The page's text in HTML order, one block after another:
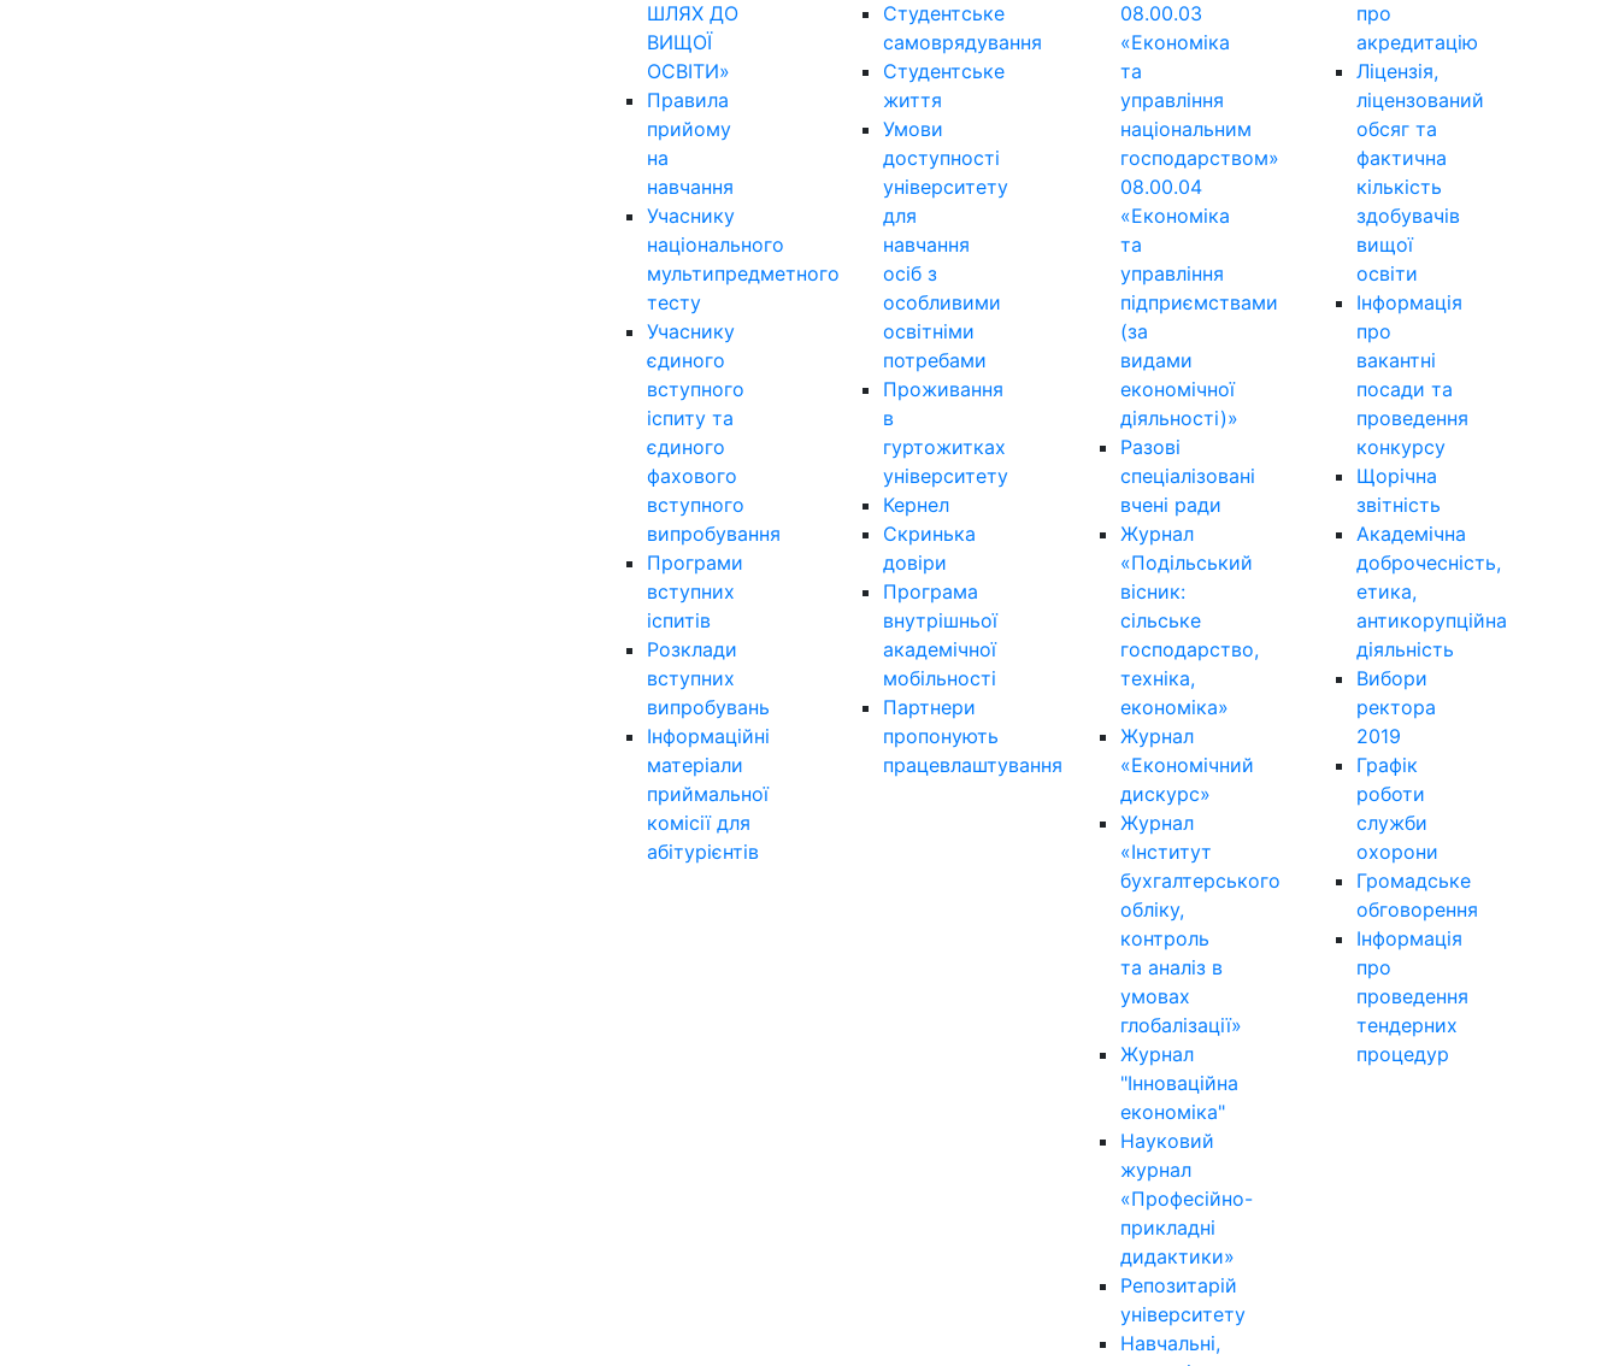
ШЛЯХ ДО
ВИЩОЇ
ОСВІТИ»
Правила
прийому
на
навчання
Учаснику
національного
мультипредметного
тесту
Учаснику
єдиного
вступного
іспиту та
єдиного
фахового
вступного
випробування
Програми
вступних
іспитів
Розклади
вступних
випробувань
Інформаційні
матеріали
приймальної
комісії для
абітурієнтів
Студентське
самоврядування
Студентське
життя
Умови
доступності
університету
для
навчання
осіб з
особливими
освітніми
потребами
Проживання
в
гуртожитках
університету
Кернел
Скринька
довіри
Програма
внутрішньої
академічної
мобільності
Партнери
пропонують
працевлаштування
08.00.03
«Економіка
та
управління
національним
господарством»
08.00.04
«Економіка
та
управління
підприємствами
(за
видами
економічної
діяльності)»
Разові
спеціалізовані
вчені ради
Журнал
«Подільський
вісник:
сільське
господарство,
техніка,
економіка»
Журнал
«Економічний
дискурс»
Журнал
«Інститут
бухгалтерського
обліку,
контроль
та аналіз в
умовах
глобалізації»
Журнал
"Інноваційна
економіка"
Науковий
журнал
«Професійно-
прикладні
дидактики»
Репозитарій
університету
Навчальні,
про
акредитацію
Ліцензія,
ліцензований
обсяг та
фактична
кількість
здобувачів
вищої
освіти
Інформація
про
вакантні
посади та
проведення
конкурсу
Щорічна
звітність
Академічна
доброчесність,
етика,
антикорупційна
діяльність
Вибори
ректора
2019
Графік
роботи
служби
охорони
Громадське
обговорення
Інформація
про
проведення
тендерних
процедур